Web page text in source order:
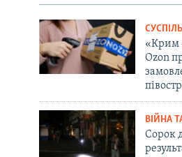
«Крим
Ozon
ВІЙНА
Сорок